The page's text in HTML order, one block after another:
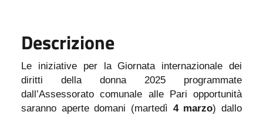
Descrizione
Le iniziative per la Giornata internazionale dei
diritti della donna 2025 programmate
dall’Assessorato comunale alle Pari opportunità
saranno aperte domani (martedì 4 marzo) dallo